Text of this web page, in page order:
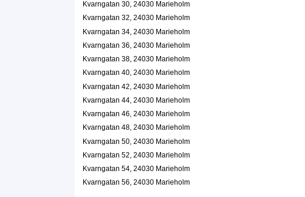
Kvarngatan 30, 24030 Marieholm
Kvarngatan 32, 24030 Marieholm
Kvarngatan 34, 24030 Marieholm
Kvarngatan 36, 24030 Marieholm
Kvarngatan 38, 24030 Marieholm
Kvarngatan 40, 24030 Marieholm
Kvarngatan 42, 24030 Marieholm
Kvarngatan 44, 24030 Marieholm
Kvarngatan 46, 24030 Marieholm
Kvarngatan 48, 24030 Marieholm
Kvarngatan 50, 24030 Marieholm
Kvarngatan 52, 24030 Marieholm
Kvarngatan 54, 24030 Marieholm
Kvarngatan 56, 24030 Marieholm